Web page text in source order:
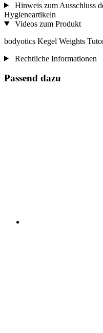
Hinweis zum Ausschluss
Hygieneartikeln
Videos zum Produkt
bodyotics Kegel Weights
Rechtliche Informationen
Passend dazu